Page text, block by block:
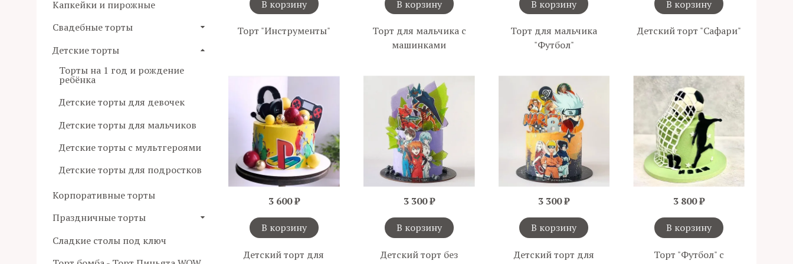
В корзину
Торт "Инструменты"
В корзину
Торт для мальчика с
машинками
В корзину
Торт для мальчика
"Футбол"
В корзину
Детский торт "Сафари"
3 600 ₽
В корзину
Детский торт для
3 300 ₽
В корзину
Детский торт без
3 300 ₽
В корзину
Детский торт для
3 800 ₽
В корзину
Торт "Футбол" с
Капкейки и пирожные
Свадебные торты
Детские торты
Торты на 1 год и рождение
ребёнка
Детские торты для девочек
Детские торты для мальчиков
Детские торты с мультгероями
Детские торты для подростков
Корпоративные торты
Праздничные торты
Сладкие столы под ключ